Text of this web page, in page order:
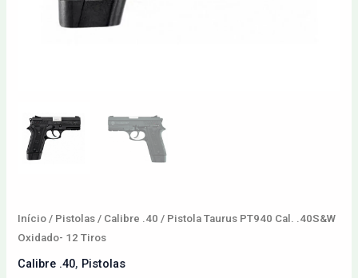
Início / Pistolas / Calibre .40 / Pistola Taurus PT940 Cal. .40S&W
Oxidado- 12 Tiros
Calibre .40, Pistolas